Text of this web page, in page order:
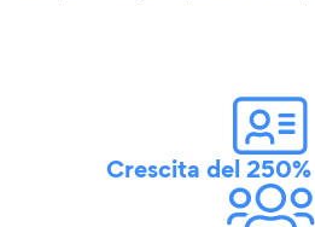
Crescita del 250%